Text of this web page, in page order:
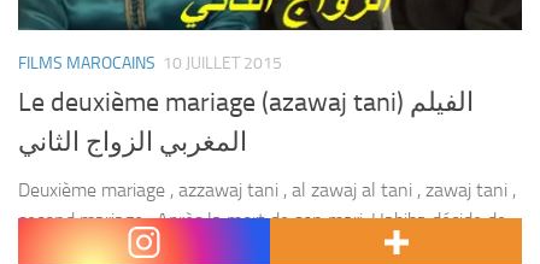
FILMS MAROCAINS 10 JUILLET 2015
Le deuxième mariage (azawaj tani) الفيلم
المغربي الزواج الثاني
Deuxième mariage , azzawaj tani , al zawaj al tani , zawaj tani ,
second mariage . Après la mort de son mari, Habiba décide de
ne compter que sur elle même et de...